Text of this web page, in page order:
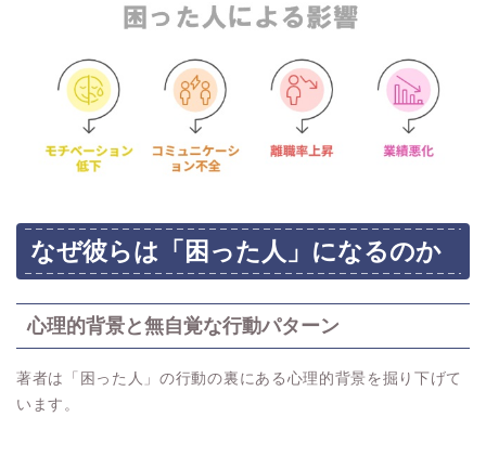
なぜ彼らは「困った人」になるのか
心理的背景と無自覚な行動パターン
著者は「困った人」の行動の裏にある心理的背景を掘り下げて
います。